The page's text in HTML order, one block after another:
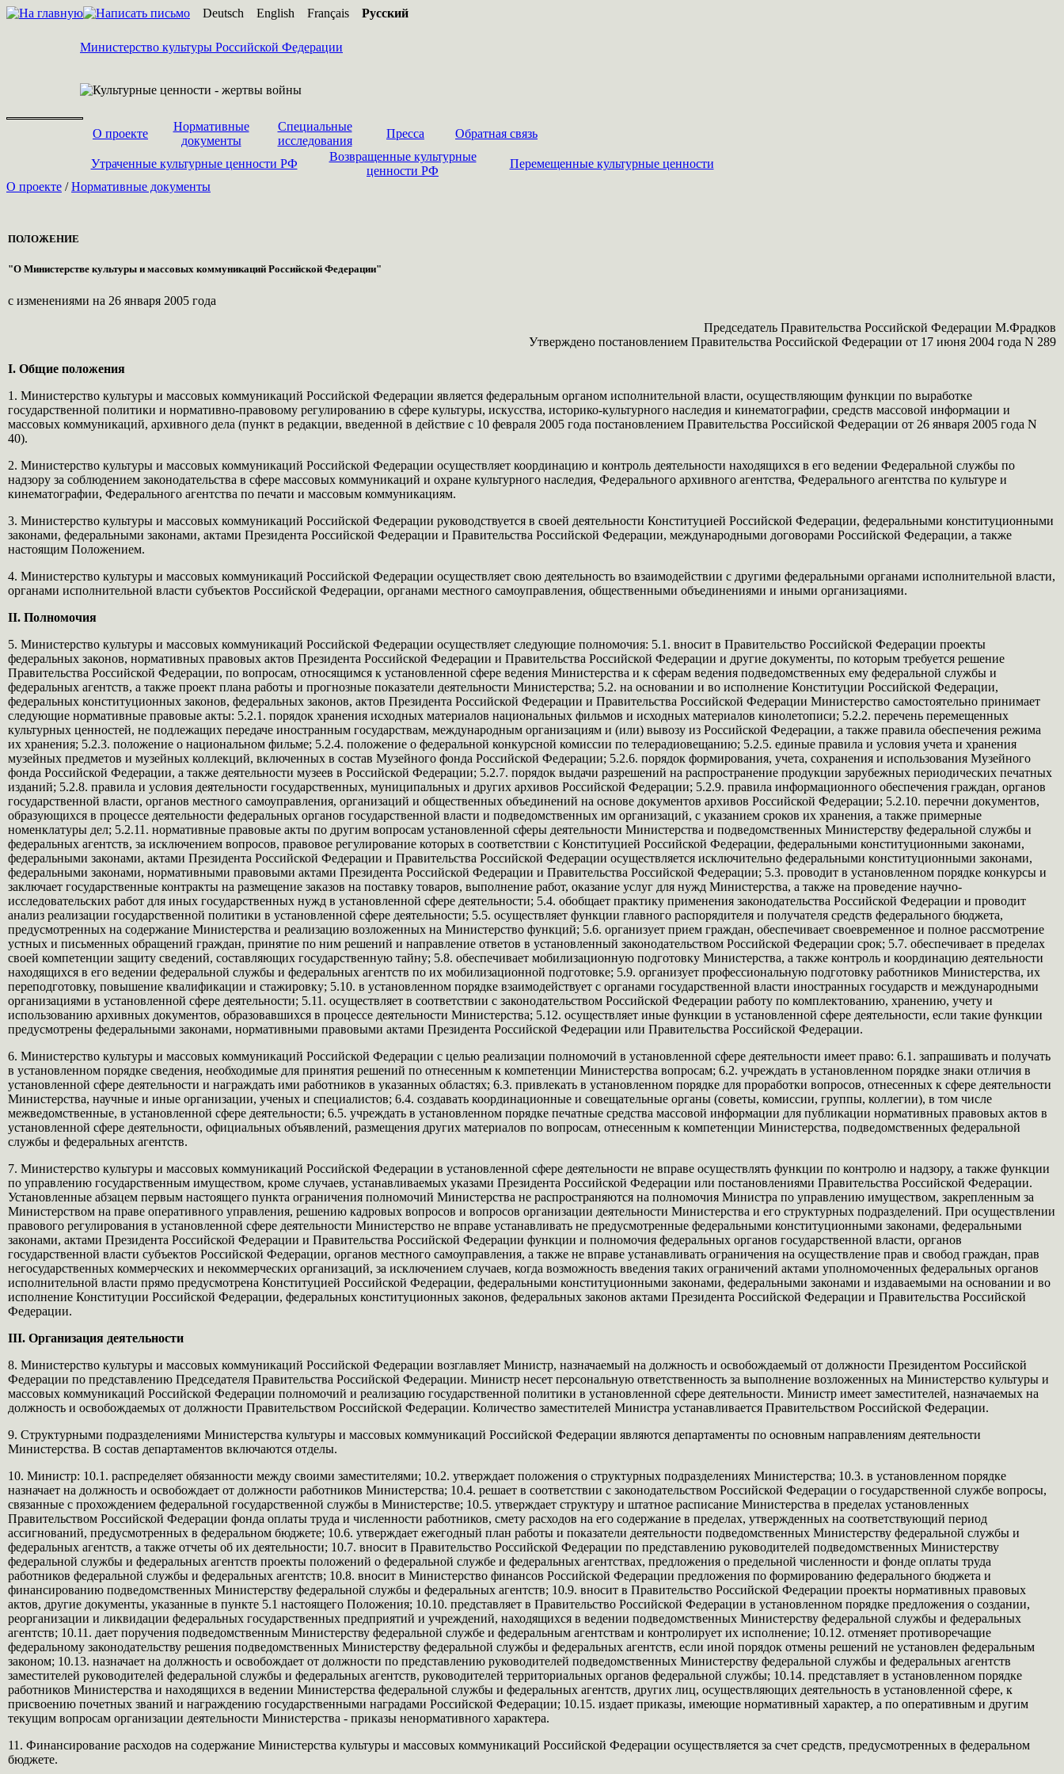
Deutsch English Français Русский
Министерство культуры Российской Федерации
О проекте
Нормативные
документы
Специальные
исследования
Пресса Обратная связь
Утраченные культурные ценности РФ
Возвращенные культурные
ценности РФ
Перемещенные культурные ценности
О проекте /Нормативные документы
ПОЛОЖЕНИЕ
"О Министерстве культуры и массовых коммуникаций Российской Федерации"
с изменениями на 26 января 2005 года
Председатель Правительства Российской Федерации М.Фрадков
Утверждено постановлением Правительства Российской Федерации от 17 июня 2004 года N 289
I. Общие положения
1. Министерство культуры и массовых коммуникаций Российской Федерации является федеральным органом исполнительной власти, осуществляющим функции по выработке
государственной политики и нормативно-правовому регулированию в сфере культуры, искусства, историко-культурного наследия и кинематографии, средств массовой информации и
массовых коммуникаций, архивного дела (пункт в редакции, введенной в действие с 10 февраля 2005 года постановлением Правительства Российской Федерации от 26 января 2005 года N
40).
2. Министерство культуры и массовых коммуникаций Российской Федерации осуществляет координацию и контроль деятельности находящихся в его ведении Федеральной службы по
надзору за соблюдением законодательства в сфере массовых коммуникаций и охране культурного наследия, Федерального архивного агентства, Федерального агентства по культуре и
кинематографии, Федерального агентства по печати и массовым коммуникациям.
3. Министерство культуры и массовых коммуникаций Российской Федерации руководствуется в своей деятельности Конституцией Российской Федерации, федеральными конституционными
законами, федеральными законами, актами Президента Российской Федерации и Правительства Российской Федерации, международными договорами Российской Федерации, а также
настоящим Положением.
4. Министерство культуры и массовых коммуникаций Российской Федерации осуществляет свою деятельность во взаимодействии с другими федеральными органами исполнительной власти,
органами исполнительной власти субъектов Российской Федерации, органами местного самоуправления, общественными объединениями и иными организациями.
II. Полномочия
5. Министерство культуры и массовых коммуникаций Российской Федерации осуществляет следующие полномочия: 5.1. вносит в Правительство Российской Федерации проекты
федеральных законов, нормативных правовых актов Президента Российской Федерации и Правительства Российской Федерации и другие документы, по которым требуется решение
Правительства Российской Федерации, по вопросам, относящимся к установленной сфере ведения Министерства и к сферам ведения подведомственных ему федеральной службы и
федеральных агентств, а также проект плана работы и прогнозные показатели деятельности Министерства; 5.2. на основании и во исполнение Конституции Российской Федерации,
федеральных конституционных законов, федеральных законов, актов Президента Российской Федерации и Правительства Российской Федерации Министерство самостоятельно принимает
следующие нормативные правовые акты: 5.2.1. порядок хранения исходных материалов национальных фильмов и исходных материалов кинолетописи; 5.2.2. перечень перемещенных
культурных ценностей, не подлежащих передаче иностранным государствам, международным организациям и (или) вывозу из Российской Федерации, а также правила обеспечения режима
их хранения; 5.2.3. положение о национальном фильме; 5.2.4. положение о федеральной конкурсной комиссии по телерадиовещанию; 5.2.5. единые правила и условия учета и хранения
музейных предметов и музейных коллекций, включенных в состав Музейного фонда Российской Федерации; 5.2.6. порядок формирования, учета, сохранения и использования Музейного
фонда Российской Федерации, а также деятельности музеев в Российской Федерации; 5.2.7. порядок выдачи разрешений на распространение продукции зарубежных периодических печатных
изданий; 5.2.8. правила и условия деятельности государственных, муниципальных и других архивов Российской Федерации; 5.2.9. правила информационного обеспечения граждан, органов
государственной власти, органов местного самоуправления, организаций и общественных объединений на основе документов архивов Российской Федерации; 5.2.10. перечни документов,
образующихся в процессе деятельности федеральных органов государственной власти и подведомственных им организаций, с указанием сроков их хранения, а также примерные
номенклатуры дел; 5.2.11. нормативные правовые акты по другим вопросам установленной сферы деятельности Министерства и подведомственных Министерству федеральной службы и
федеральных агентств, за исключением вопросов, правовое регулирование которых в соответствии с Конституцией Российской Федерации, федеральными конституционными законами,
федеральными законами, актами Президента Российской Федерации и Правительства Российской Федерации осуществляется исключительно федеральными конституционными законами,
федеральными законами, нормативными правовыми актами Президента Российской Федерации и Правительства Российской Федерации; 5.3. проводит в установленном порядке конкурсы и
заключает государственные контракты на размещение заказов на поставку товаров, выполнение работ, оказание услуг для нужд Министерства, а также на проведение научно-
исследовательских работ для иных государственных нужд в установленной сфере деятельности; 5.4. обобщает практику применения законодательства Российской Федерации и проводит
анализ реализации государственной политики в установленной сфере деятельности; 5.5. осуществляет функции главного распорядителя и получателя средств федерального бюджета,
предусмотренных на содержание Министерства и реализацию возложенных на Министерство функций; 5.6. организует прием граждан, обеспечивает своевременное и полное рассмотрение
устных и письменных обращений граждан, принятие по ним решений и направление ответов в установленный законодательством Российской Федерации срок; 5.7. обеспечивает в пределах
своей компетенции защиту сведений, составляющих государственную тайну; 5.8. обеспечивает мобилизационную подготовку Министерства, а также контроль и координацию деятельности
находящихся в его ведении федеральной службы и федеральных агентств по их мобилизационной подготовке; 5.9. организует профессиональную подготовку работников Министерства, их
переподготовку, повышение квалификации и стажировку; 5.10. в установленном порядке взаимодействует с органами государственной власти иностранных государств и международными
организациями в установленной сфере деятельности; 5.11. осуществляет в соответствии с законодательством Российской Федерации работу по комплектованию, хранению, учету и
использованию архивных документов, образовавшихся в процессе деятельности Министерства; 5.12. осуществляет иные функции в установленной сфере деятельности, если такие функции
предусмотрены федеральными законами, нормативными правовыми актами Президента Российской Федерации или Правительства Российской Федерации.
6. Министерство культуры и массовых коммуникаций Российской Федерации с целью реализации полномочий в установленной сфере деятельности имеет право: 6.1. запрашивать и получать
в установленном порядке сведения, необходимые для принятия решений по отнесенным к компетенции Министерства вопросам; 6.2. учреждать в установленном порядке знаки отличия в
установленной сфере деятельности и награждать ими работников в указанных областях; 6.3. привлекать в установленном порядке для проработки вопросов, отнесенных к сфере деятельности
Министерства, научные и иные организации, ученых и специалистов; 6.4. создавать координационные и совещательные органы (советы, комиссии, группы, коллегии), в том числе
межведомственные, в установленной сфере деятельности; 6.5. учреждать в установленном порядке печатные средства массовой информации для публикации нормативных правовых актов в
установленной сфере деятельности, официальных объявлений, размещения других материалов по вопросам, отнесенным к компетенции Министерства, подведомственных федеральной
службы и федеральных агентств.
7. Министерство культуры и массовых коммуникаций Российской Федерации в установленной сфере деятельности не вправе осуществлять функции по контролю и надзору, а также функции
по управлению государственным имуществом, кроме случаев, устанавливаемых указами Президента Российской Федерации или постановлениями Правительства Российской Федерации.
Установленные абзацем первым настоящего пункта ограничения полномочий Министерства не распространяются на полномочия Министра по управлению имуществом, закрепленным за
Министерством на праве оперативного управления, решению кадровых вопросов и вопросов организации деятельности Министерства и его структурных подразделений. При осуществлении
правового регулирования в установленной сфере деятельности Министерство не вправе устанавливать не предусмотренные федеральными конституционными законами, федеральными
законами, актами Президента Российской Федерации и Правительства Российской Федерации функции и полномочия федеральных органов государственной власти, органов
государственной власти субъектов Российской Федерации, органов местного самоуправления, а также не вправе устанавливать ограничения на осуществление прав и свобод граждан, прав
негосударственных коммерческих и некоммерческих организаций, за исключением случаев, когда возможность введения таких ограничений актами уполномоченных федеральных органов
исполнительной власти прямо предусмотрена Конституцией Российской Федерации, федеральными конституционными законами, федеральными законами и издаваемыми на основании и во
исполнение Конституции Российской Федерации, федеральных конституционных законов, федеральных законов актами Президента Российской Федерации и Правительства Российской
Федерации.
III. Организация деятельности
8. Министерство культуры и массовых коммуникаций Российской Федерации возглавляет Министр, назначаемый на должность и освобождаемый от должности Президентом Российской
Федерации по представлению Председателя Правительства Российской Федерации. Министр несет персональную ответственность за выполнение возложенных на Министерство культуры и
массовых коммуникаций Российской Федерации полномочий и реализацию государственной политики в установленной сфере деятельности. Министр имеет заместителей, назначаемых на
должность и освобождаемых от должности Правительством Российской Федерации. Количество заместителей Министра устанавливается Правительством Российской Федерации.
9. Структурными подразделениями Министерства культуры и массовых коммуникаций Российской Федерации являются департаменты по основным направлениям деятельности
Министерства. В состав департаментов включаются отделы.
10. Министр: 10.1. распределяет обязанности между своими заместителями; 10.2. утверждает положения о структурных подразделениях Министерства; 10.3. в установленном порядке
назначает на должность и освобождает от должности работников Министерства; 10.4. решает в соответствии с законодательством Российской Федерации о государственной службе вопросы,
связанные с прохождением федеральной государственной службы в Министерстве; 10.5. утверждает структуру и штатное расписание Министерства в пределах установленных
Правительством Российской Федерации фонда оплаты труда и численности работников, смету расходов на его содержание в пределах, утвержденных на соответствующий период
ассигнований, предусмотренных в федеральном бюджете; 10.6. утверждает ежегодный план работы и показатели деятельности подведомственных Министерству федеральной службы и
федеральных агентств, а также отчеты об их деятельности; 10.7. вносит в Правительство Российской Федерации по представлению руководителей подведомственных Министерству
федеральной службы и федеральных агентств проекты положений о федеральной службе и федеральных агентствах, предложения о предельной численности и фонде оплаты труда
работников федеральной службы и федеральных агентств; 10.8. вносит в Министерство финансов Российской Федерации предложения по формированию федерального бюджета и
финансированию подведомственных Министерству федеральной службы и федеральных агентств; 10.9. вносит в Правительство Российской Федерации проекты нормативных правовых
актов, другие документы, указанные в пункте 5.1 настоящего Положения; 10.10. представляет в Правительство Российской Федерации в установленном порядке предложения о создании,
реорганизации и ликвидации федеральных государственных предприятий и учреждений, находящихся в ведении подведомственных Министерству федеральной службы и федеральных
агентств; 10.11. дает поручения подведомственным Министерству федеральной службе и федеральным агентствам и контролирует их исполнение; 10.12. отменяет противоречащие
федеральному законодательству решения подведомственных Министерству федеральной службы и федеральных агентств, если иной порядок отмены решений не установлен федеральным
законом; 10.13. назначает на должность и освобождает от должности по представлению руководителей подведомственных Министерству федеральной службы и федеральных агентств
заместителей руководителей федеральной службы и федеральных агентств, руководителей территориальных органов федеральной службы; 10.14. представляет в установленном порядке
работников Министерства и находящихся в ведении Министерства федеральной службы и федеральных агентств, других лиц, осуществляющих деятельность в установленной сфере, к
присвоению почетных званий и награждению государственными наградами Российской Федерации; 10.15. издает приказы, имеющие нормативный характер, а по оперативным и другим
текущим вопросам организации деятельности Министерства - приказы ненормативного характера.
11. Финансирование расходов на содержание Министерства культуры и массовых коммуникаций Российской Федерации осуществляется за счет средств, предусмотренных в федеральном
бюджете.